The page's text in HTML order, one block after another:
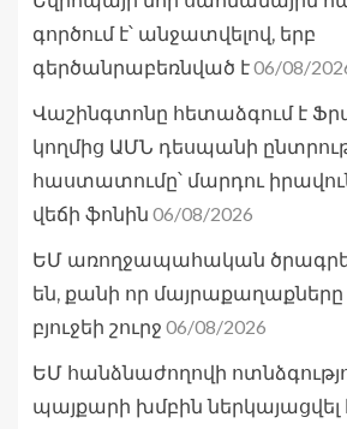
գործում է՝ անջատվելով, երբ
գերծանրաբեռնված է06/08/
Վաշինգտոնը հետաձգում է
կողմից ԱՄՆ դեսպանի
հաստատումը՝ մարդու
վեճի ֆոնին 06/08/2026
ԵՄ առողջապահական
են, քանի որ մայրաքաղաքները
բյուջեի շուրջ 06/08/2026
ԵՄ հանձնաժողովի
պայքարի խմբին ներկայացվել